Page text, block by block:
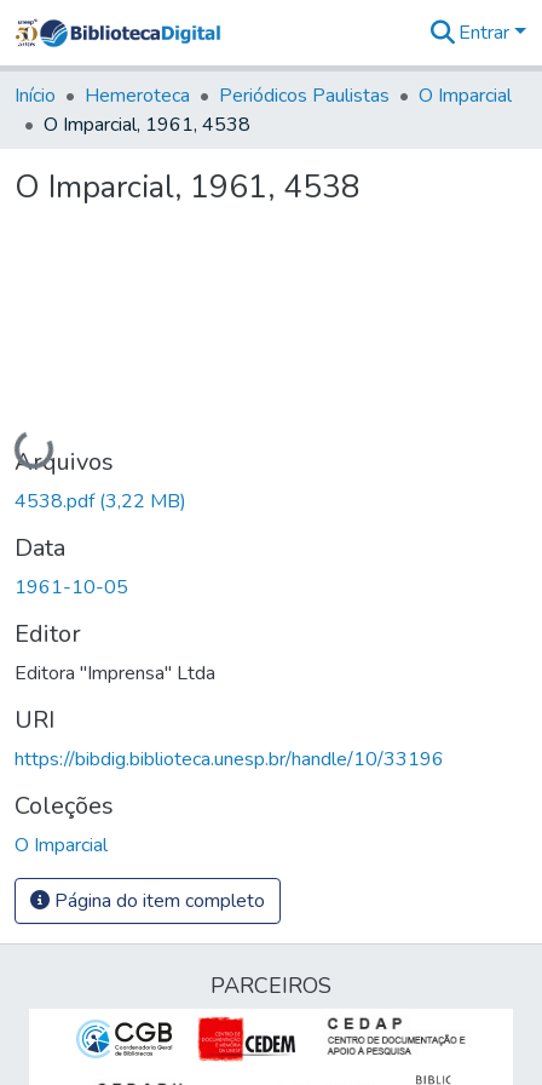
&
Coleções
Tudo na
Digital
Entrar
Início Hemeroteca Periódicos Paulistas
O Imparcial
O Imparcial, 1961, 4538
O Imparcial, 1961, 4538
Carregando...
Arquivos
4538.pdf(3,22 MB)
Data
1961-10-05
Editor
Editora "Imprensa" Ltda
URI
https://bibdig.biblioteca.unesp.br/handle/10/33196
Coleções
O Imparcial
Página do item completo
PARCEIROS